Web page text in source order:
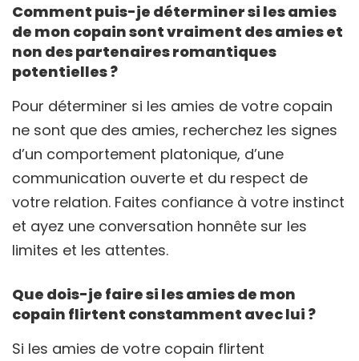
Comment puis-je déterminer si les amies
de mon copain sont vraiment des amies et
non des partenaires romantiques
potentielles ?
Pour déterminer si les amies de votre copain
ne sont que des amies, recherchez les signes
d’un comportement platonique, d’une
communication ouverte et du respect de
votre relation. Faites confiance à votre instinct
et ayez une conversation honnête sur les
limites et les attentes.
Que dois-je faire si les amies de mon
copain flirtent constamment avec lui ?
Si les amies de votre copain flirtent